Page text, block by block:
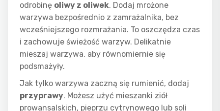
odrobinę oliwy z oliwek. Dodaj mrożone
warzywa bezpośrednio z zamrażalnika, bez
wcześniejszego rozmrażania. To oszczędza czas
i zachowuje świeżość warzyw. Delikatnie
mieszaj warzywa, aby równomiernie się
podsmażyły.
Jak tylko warzywa zaczną się rumienić, dodaj
przyprawy. Możesz użyć mieszanki ziół
prowansalskich, pieprzu cytrynowego lub soli